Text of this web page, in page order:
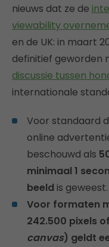
nieuws dat ze de
viewability
en de UK: in maart
definitief geworden
discussie tussen
internationale
Voor standaard
online
beschouwd als
minimaal 1
beeld is geweest.
Voor formaten
242.500 pixels
canvas) geldt